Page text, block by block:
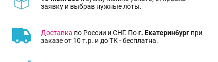
заявку и выбрав нужные лоты.
Доставка по России и СНГ. Пог. Екатеринбург при
заказе от 10 т.р. и до ТК - бесплатна.